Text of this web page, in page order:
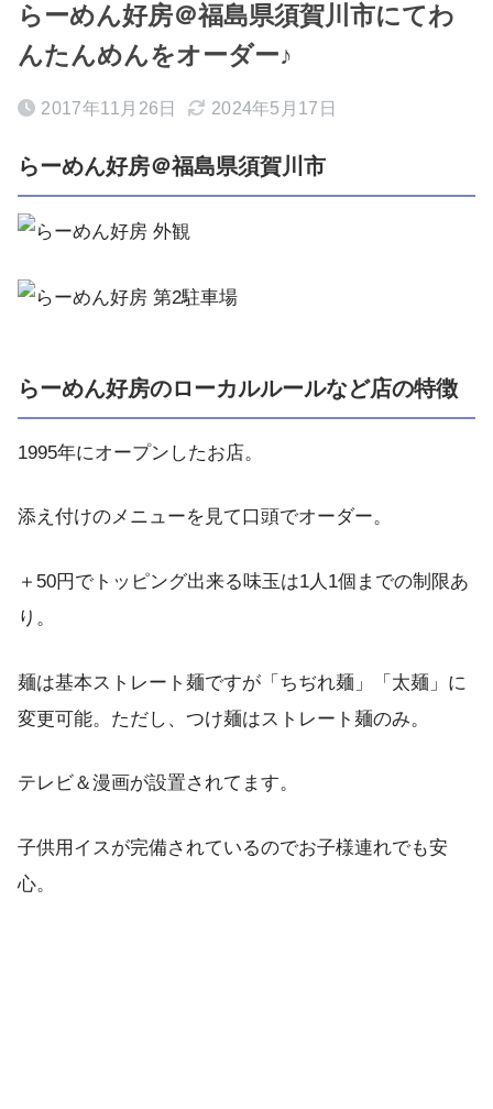
らーめん好房＠福島県須賀川市にてわ
んたんめんをオーダー♪
2017年11月26日 2024年5月17日
らーめん好房＠福島県須賀川市
らーめん好房のローカルルールなど店の特徴
1995年にオープンしたお店。
添え付けのメニューを見て口頭でオーダー。
＋50円でトッピング出来る味玉は1人1個までの制限あ
り。
麺は基本ストレート麺ですが「ちぢれ麺」「太麺」に
変更可能。ただし、つけ麺はストレート麺のみ。
テレビ＆漫画が設置されてます。
子供用イスが完備されているのでお子様連れでも安
心。